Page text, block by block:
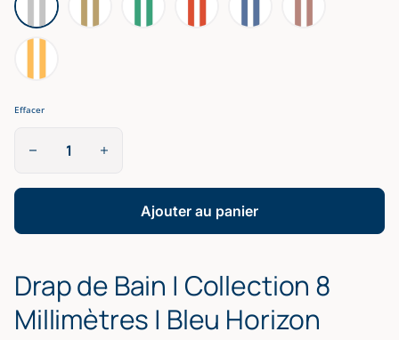
Drap de Bain | Collection 8
Millimètres | Bleu Horizon
Effacer
de
|
Millimètres
|
Bleu
Horizon
Ajouter au panier